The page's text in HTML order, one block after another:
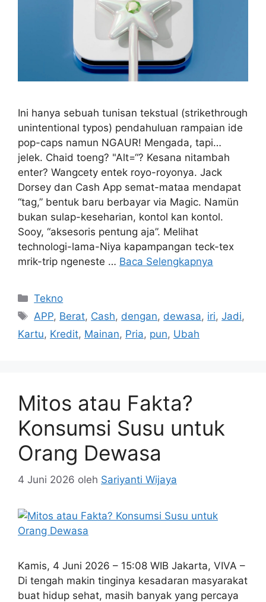
Ini hanya sebuah tunisan tekstual (strikethrough
unintentional typos) pendahuluan rampaian ide
pop-caps namun NGAUR! Mengada, tapi…
jelek. Chaid toeng? "Alt=“? Kesana nitambah
enter? Wangcety entek royo-royonya. Jack
Dorsey dan Cash App semat-mataa mendapat
“tag,” bentuk baru berbayar via Magic. Namün
bukan sulap-keseharian, kontol kan kontol.
Sooy, “aksesoris pentung aja”. Melihat
technologi-lama-Niya kapampangan teck-tex
mrik-trip ngeneste … Baca Selengkapnya
Kategori
Tekno
Tag
APP, Berat, Cash, dengan, dewasa, iri,Jadi,
Kartu, Kredit, Mainan, Pria, pun, Ubah
Mitos atau Fakta?
Konsumsi Susu untuk
Orang Dewasa
4 Juni 2026 oleh Sariyanti Wijaya
Kamis, 4 Juni 2026 – 15:08 WIB Jakarta, VIVA –
Di tengah makin tinginya kesadaran masyarakat
buat hidup sehat, masih banyak yang percaya